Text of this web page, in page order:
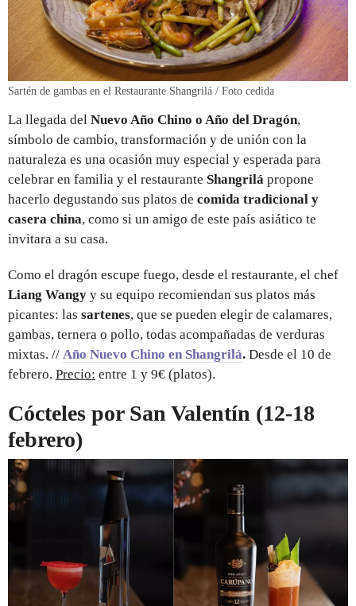
Sartén de gambas en el Restaurante Shangrilá / Foto cedida
La llegada del Nuevo Año Chino o Año del Dragón,
símbolo de cambio, transformación y de unión con la
naturaleza es una ocasión muy especial y esperada para
celebrar en familia y el restaurante Shangrilá propone
hacerlo degustando sus platos de comida tradicional y
casera china, como si un amigo de este país asiático te
invitara a su casa.
Como el dragón escupe fuego, desde el restaurante, el chef
Liang Wangy y su equipo recomiendan sus platos más
picantes: las sartenes, que se pueden elegir de calamares,
gambas, ternera o pollo, todas acompañadas de verduras
mixtas. // Año Nuevo Chino en Shangrilá. Desde el 10 de
febrero. Precio: entre 1 y 9€ (platos).
Cócteles por San Valentín (12-18
febrero)